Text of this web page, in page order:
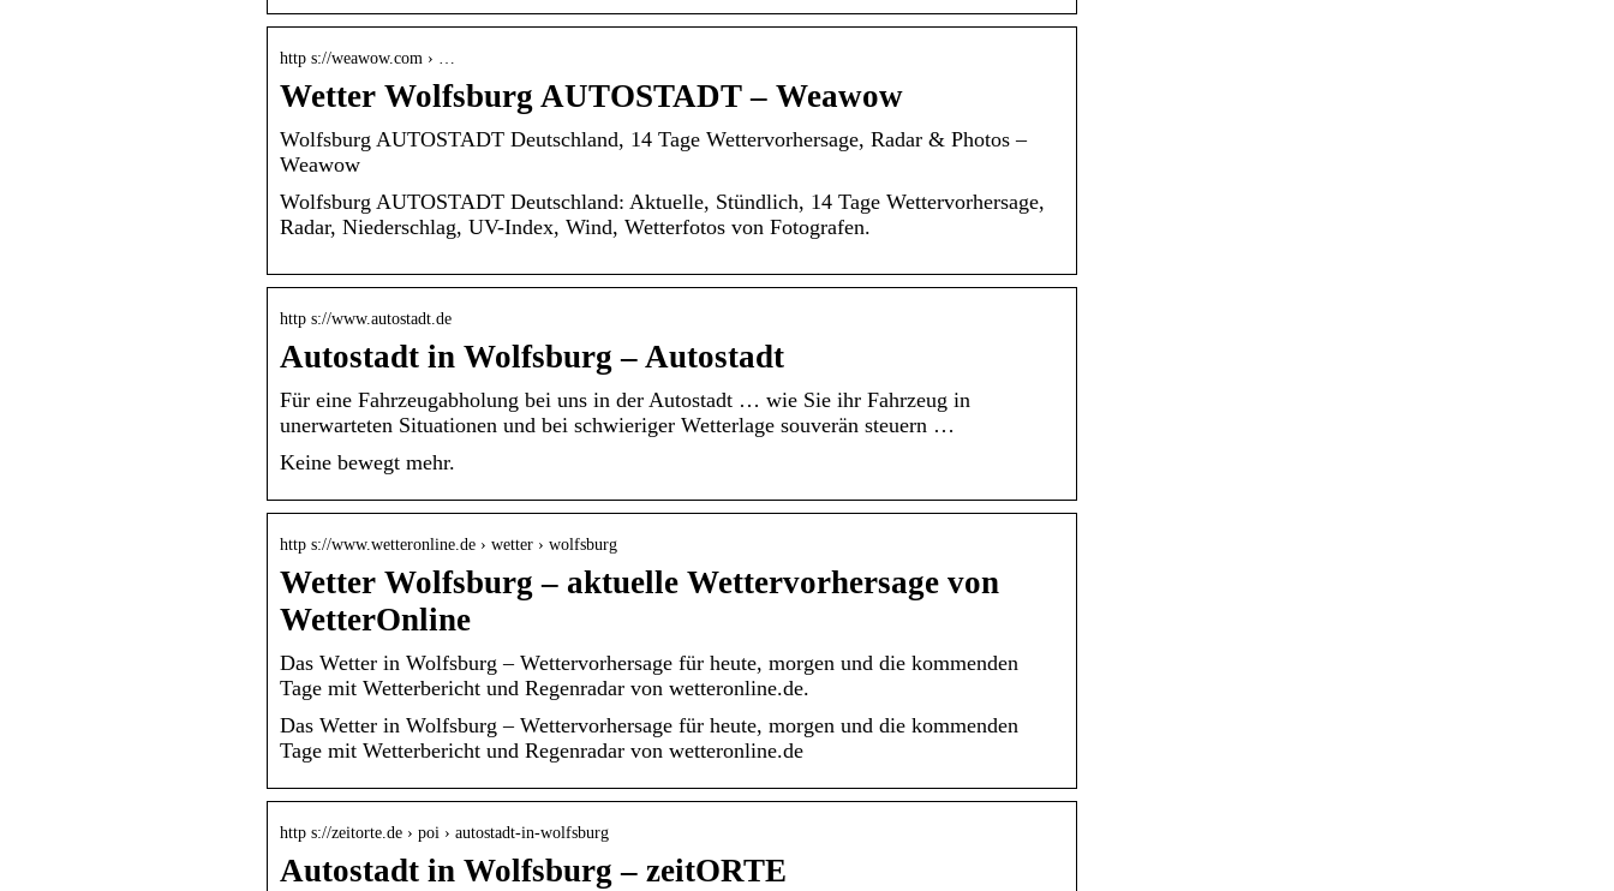
http s://weawow.com › …
Wetter Wolfsburg AUTOSTADT – Weawow
Wolfsburg AUTOSTADT Deutschland, 14 Tage Wettervorhersage, Radar & Photos –
Weawow
Wolfsburg AUTOSTADT Deutschland: Aktuelle, Stündlich, 14 Tage Wettervorhersage,
Radar, Niederschlag, UV-Index, Wind, Wetterfotos von Fotografen.
http s://www.autostadt.de
Autostadt in Wolfsburg – Autostadt
Für eine Fahrzeugabholung bei uns in der Autostadt … wie Sie ihr Fahrzeug in
unerwarteten Situationen und bei schwieriger Wetterlage souverän steuern …
Keine bewegt mehr.
http s://www.wetteronline.de › wetter › wolfsburg
Wetter Wolfsburg – aktuelle Wettervorhersage von
WetterOnline
Das Wetter in Wolfsburg – Wettervorhersage für heute, morgen und die kommenden
Tage mit Wetterbericht und Regenradar von wetteronline.de.
Das Wetter in Wolfsburg – Wettervorhersage für heute, morgen und die kommenden
Tage mit Wetterbericht und Regenradar von wetteronline.de
http s://zeitorte.de › poi › autostadt-in-wolfsburg
Autostadt in Wolfsburg – zeitORTE